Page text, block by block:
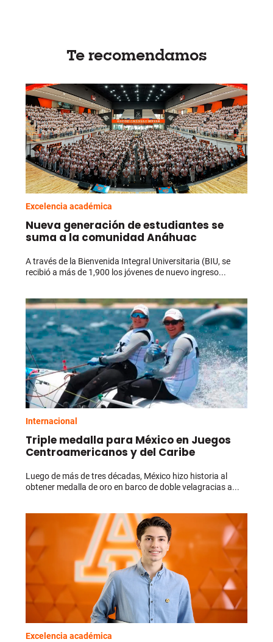
Te recomendamos
Excelencia académica
Nueva generación de estudiantes se
suma a la comunidad Anáhuac
A través de la Bienvenida Integral Universitaria (BIU, se
recibió a más de 1,900 los jóvenes de nuevo ingreso...
Internacional
Triple medalla para México en Juegos
Centroamericanos y del Caribe
Luego de más de tres décadas, México hizo historia al
obtener medalla de oro en barco de doble velagracias a...
Excelencia académica